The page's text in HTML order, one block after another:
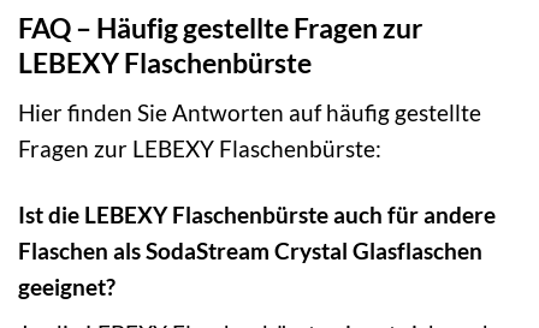
FAQ – Häufig gestellte Fragen zur
LEBEXY Flaschenbürste
Hier finden Sie Antworten auf häufig gestellte
Fragen zur LEBEXY Flaschenbürste:
Ist die LEBEXY Flaschenbürste auch für andere
Flaschen als SodaStream Crystal Glasflaschen
geeignet?